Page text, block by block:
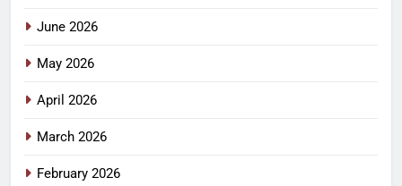
June 2026
May 2026
April 2026
March 2026
February 2026